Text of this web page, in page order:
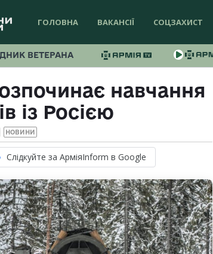
ГОЛОВНА ВАКАНСІЇ СОЦЗАХИСТ
ВЕТЕРАНА
навчання
із Росією
НОВИНИ
Слідкуйте за АрміяInform в Google